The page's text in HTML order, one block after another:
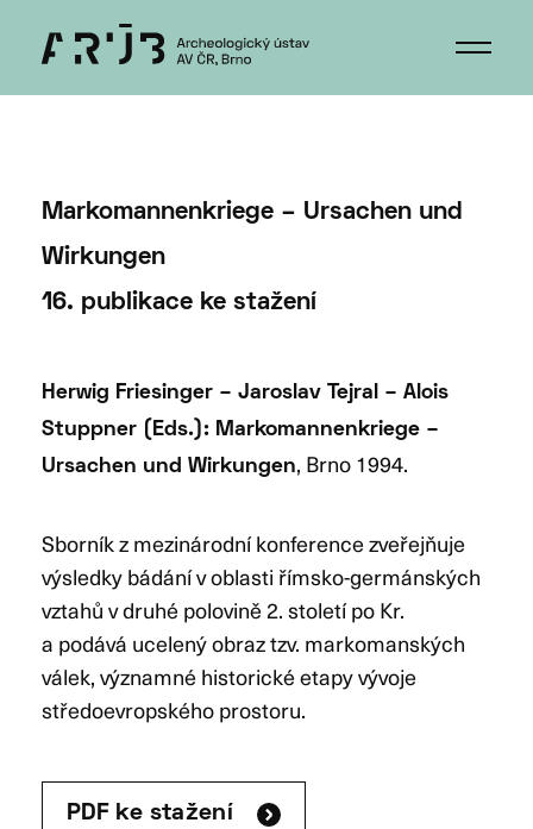
Markomannenkriege – Ursachen und
Wirkungen
16. publikace ke stažení
Herwig Friesinger – Jaroslav Tejral – Alois
Stuppner (Eds.): Markomannenkriege –
Ursachen und Wirkungen, Brno 1994.
Sborník z mezinárodní konference zveřejňuje
výsledky bádání v oblasti římsko-germánských
vztahů v druhé polovině 2. století po Kr.
a podává ucelený obraz tzv. markomanských
válek, významné historické etapy vývoje
středoevropského prostoru.
PDF ke stažení